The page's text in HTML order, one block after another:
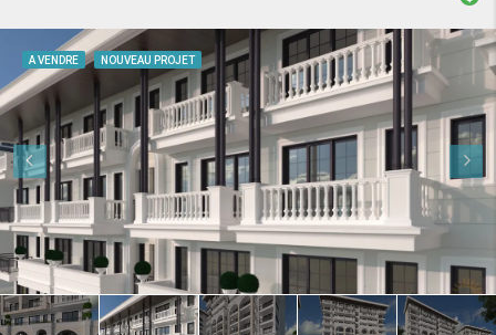
A VENDRE NOUVEAU PROJET